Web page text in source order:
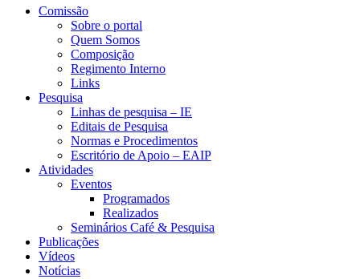
Comissão
Sobre o portal
Quem Somos
Composição
Regimento Interno
Links
Pesquisa
Linhas de pesquisa – IE
Editais de Pesquisa
Normas e Procedimentos
Escritório de Apoio – EAIP
Atividades
Eventos
Programados
Realizados
Seminários Café & Pesquisa
Publicações
Vídeos
Notícias